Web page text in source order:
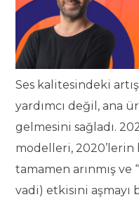
Ses kalitesindeki
yardımcı değil, ana
gelmesini sağladı.
modelleri, 2020’lerin
tamamen arınmış ve
vadi) etkisini aşmayı